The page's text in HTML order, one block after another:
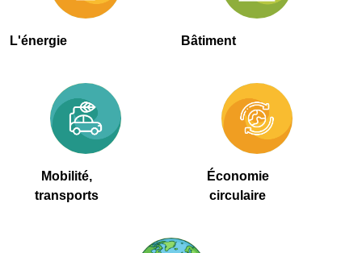
L'énergie Bâtiment
Mobilité,
transports
Économie
circulaire